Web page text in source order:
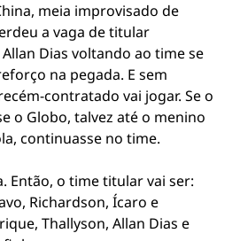
meia improvisado de
a vaga de titular
Dias voltando ao time se
na pegada. E sem
contratado vai jogar. Se o
o Globo, talvez até o menino
continuasse no time.
Então, o time titular vai ser:
Richardson, Ícaro e
Thallyson, Allan Dias e